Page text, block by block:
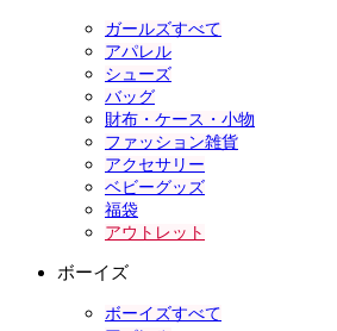
ガールズすべて
アパレル
シューズ
バッグ
財布・ケース・小物
ファッション雑貨
アクセサリー
ベビーグッズ
福袋
アウトレット
ボーイズ
ボーイズすべて